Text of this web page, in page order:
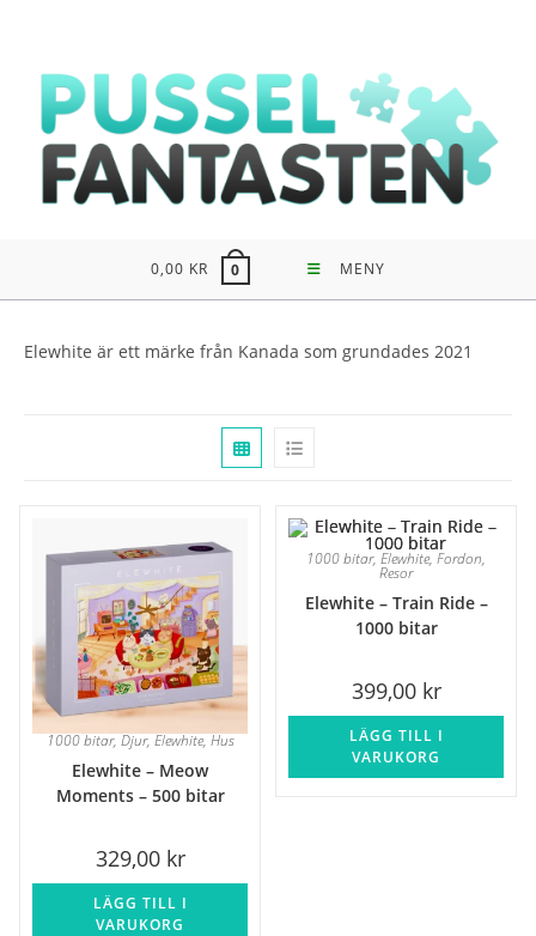
innehållet
0,00 KR 0 MENY
Elewhite är ett märke från Kanada som grundades 2021
1000 bitar,Djur,Elewhite,Hus
Elewhite – Meow
Moments – 500 bitar
329,00 kr
LÄGG TILL I
VARUKORG
1000 bitar, Elewhite, Fordon,
Resor
Elewhite – Train Ride –
1000 bitar
399,00 kr
LÄGG TILL I
VARUKORG